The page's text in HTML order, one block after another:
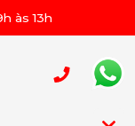
às 13h